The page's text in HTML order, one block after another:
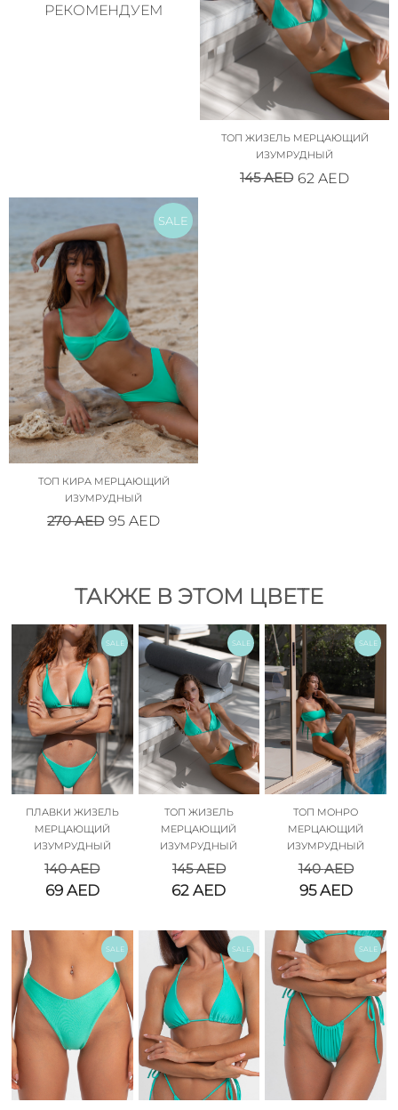
РЕКОМЕНДУЕМ
ТОП ЖИЗЕЛЬ МЕРЦАЮЩИЙ
ИЗУМРУДНЫЙ
145AED 62 AED
SALE
ТОП КИРА МЕРЦАЮЩИЙ
ИЗУМРУДНЫЙ
270AED 95 AED
ТАКЖЕ В ЭТОМ ЦВЕТЕ
SALE
ПЛАВКИ ЖИЗЕЛЬ
МЕРЦАЮЩИЙ
ИЗУМРУДНЫЙ
140AED
69 AED
SALE
ТОП ЖИЗЕЛЬ
МЕРЦАЮЩИЙ
ИЗУМРУДНЫЙ
145AED
62AED
SALE
ТОП МОНРО
МЕРЦАЮЩИЙ
ИЗУМРУДНЫЙ
140AED
95AED
SALE SALE SALE